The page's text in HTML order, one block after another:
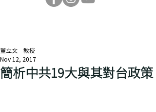
簡析中共19大與其對台政策
董立文 教授
Nov 12, 2017